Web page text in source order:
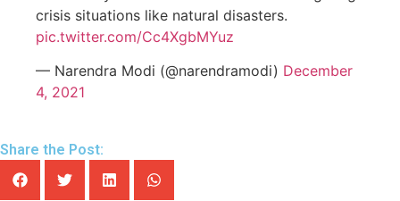
crisis situations like natural disasters.
pic.twitter.com/Cc4XgbMYuz
— Narendra Modi (@narendramodi) December
4, 2021
Share the Post: